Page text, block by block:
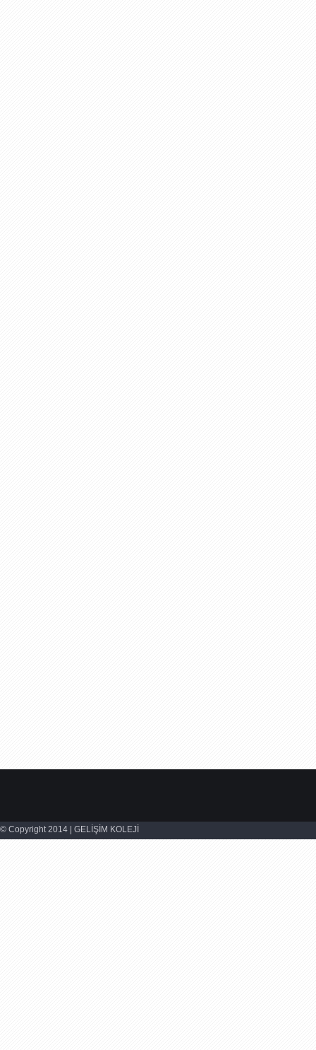
© Copyright 2014 | GELİŞİM KOLEJİ